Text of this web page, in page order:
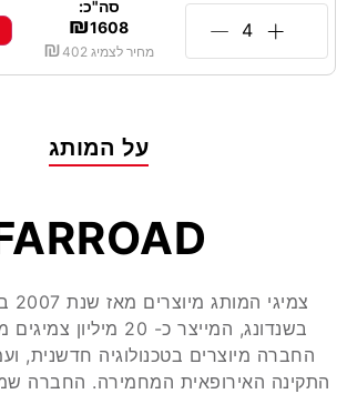
סה"כ:
₪1608
מחיר לצמיג ₪402
על המותג
בשנדונג, המייצר כ- 20
החברה מיוצרים בטכנולוגיה חדשנית,
התקינה האירופאית המחמירה. החברה